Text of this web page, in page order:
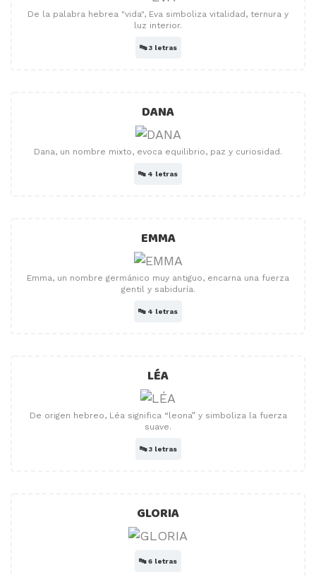
De la palabra hebrea "vida", Eva simboliza vitalidad, ternura y
luz interior.
🔤3 letras
DANA
Dana, un nombre mixto, evoca equilibrio, paz y curiosidad.
🔤 4 letras
EMMA
Emma, ​​un nombre germánico muy antiguo, encarna una fuerza
gentil y sabiduría.
🔤 4 letras
LÉA
De origen hebreo, Léa significa “leona” y simboliza la fuerza
suave.
🔤3 letras
GLORIA
🔤6 letras